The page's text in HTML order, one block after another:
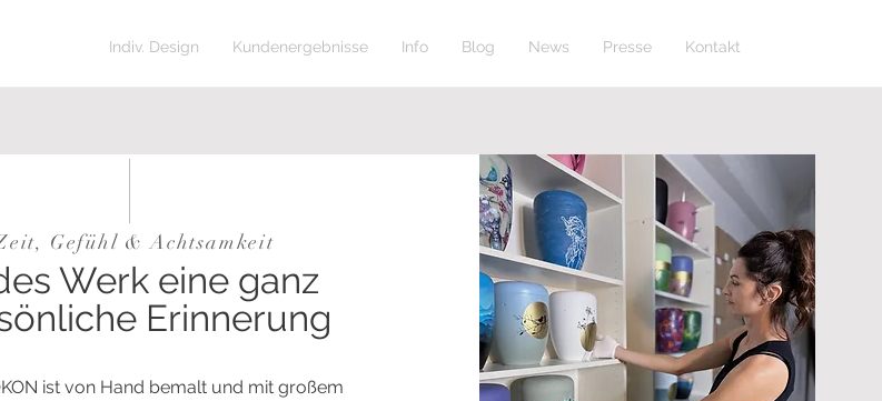
Indiv. Design Kundenergebnisse Info Blog News Presse Kontakt
Gefühl & Achtsamkeit
Werk eine ganz
Erinnerung
ist von Hand bemalt und mit großem